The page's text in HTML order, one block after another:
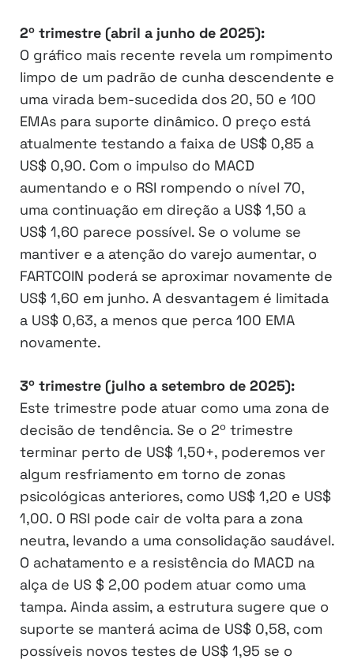
2º trimestre (abril a junho de 2025):
O gráfico mais recente revela um rompimento
limpo de um padrão de cunha descendente e
uma virada bem-sucedida dos 20, 50 e 100
EMAs para suporte dinâmico. O preço está
atualmente testando a faixa de US$ 0,85 a
US$ 0,90. Com o impulso do MACD
aumentando e o RSI rompendo o nível 70,
uma continuação em direção a US$ 1,50 a
US$ 1,60 parece possível. Se o volume se
mantiver e a atenção do varejo aumentar, o
FARTCOIN poderá se aproximar novamente de
US$ 1,60 em junho. A desvantagem é limitada
a US$ 0,63, a menos que perca 100 EMA
novamente.
3º trimestre (julho a setembro de 2025):
Este trimestre pode atuar como uma zona de
decisão de tendência. Se o 2º trimestre
terminar perto de US$ 1,50+, poderemos ver
algum resfriamento em torno de zonas
psicológicas anteriores, como US$ 1,20 e US$
1,00. O RSI pode cair de volta para a zona
neutra, levando a uma consolidação saudável.
O achatamento e a resistência do MACD na
alça de US $ 2,00 podem atuar como uma
tampa. Ainda assim, a estrutura sugere que o
suporte se manterá acima de US$ 0,58, com
possíveis novos testes de US$ 1,95 se o